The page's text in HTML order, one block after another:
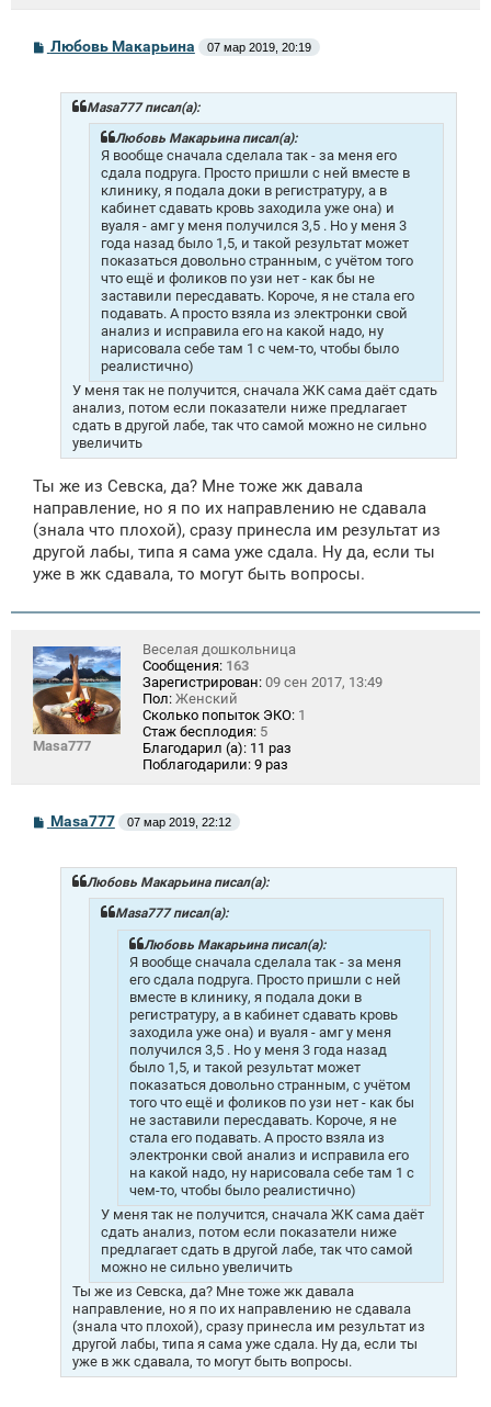
С
Любовь Макарьина 07 мар 2019, 20:19
Masa777 писал(а):
Любовь Макарьина писал(а):
Я вообще сначала сделала так - за меня его
сдала подруга. Просто пришли с ней вместе в
клинику, я подала доки в регистратуру, а в
кабинет сдавать кровь заходила уже она) и
вуаля - амг у меня получился 3,5 . Но у меня 3
года назад было 1,5, и такой результат может
показаться довольно странным, с учётом того
что ещё и фоликов по узи нет - как бы не
заставили пересдавать. Короче, я не стала его
подавать. А просто взяла из электронки свой
анализ и исправила его на какой надо, ну
нарисовала себе там 1 с чем-то, чтобы было
реалистично)
У меня так не получится, сначала ЖК сама даёт сдать
анализ, потом если показатели ниже предлагает
сдать в другой лабе, так что самой можно не сильно
увеличить
Ты же из Севска, да? Мне тоже жк давала
направление, но я по их направлению не сдавала
(знала что плохой), сразу принесла им результат из
другой лабы, типа я сама уже сдала. Ну да, если ты
уже в жк сдавала, то могут быть вопросы.
Masa777
Веселая дошкольница
Сообщения: 163
Зарегистрирован: 09 сен 2017, 13:49
Пол: Женский
Сколько попыток ЭКО: 1
Стаж бесплодия: 5
Благодарил (а): 11 раз
Поблагодарили: 9 раз
СMasa777 07 мар 2019, 22:12
Любовь Макарьина писал(а):
Masa777 писал(а):
Любовь Макарьина писал(а):
Я вообще сначала сделала так - за меня
его сдала подруга. Просто пришли с ней
вместе в клинику, я подала доки в
регистратуру, а в кабинет сдавать кровь
заходила уже она) и вуаля - амг у меня
получился 3,5 . Но у меня 3 года назад
было 1,5, и такой результат может
показаться довольно странным, с учётом
того что ещё и фоликов по узи нет - как бы
не заставили пересдавать. Короче, я не
стала его подавать. А просто взяла из
электронки свой анализ и исправила его
на какой надо, ну нарисовала себе там 1 с
чем-то, чтобы было реалистично)
У меня так не получится, сначала ЖК сама даёт
сдать анализ, потом если показатели ниже
предлагает сдать в другой лабе, так что самой
можно не сильно увеличить
Ты же из Севска, да? Мне тоже жк давала
направление, но я по их направлению не сдавала
(знала что плохой), сразу принесла им результат из
другой лабы, типа я сама уже сдала. Ну да, если ты
уже в жк сдавала, то могут быть вопросы.